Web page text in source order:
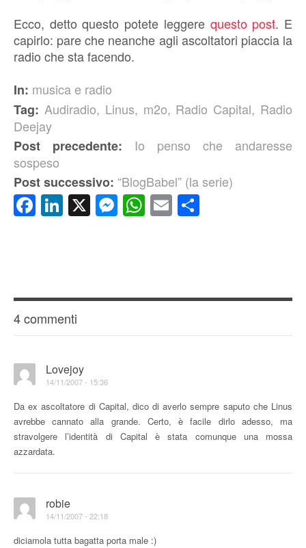
Ecco, detto questo potete leggere questo post. E
capirlo: pare che neanche agli ascoltatori piaccia la
radio che sta facendo.
In: musica e radio
Tag: Audiradio, Linus, m2o, Radio Capital, Radio
Deejay
Post precedente: Io penso che andaresse
sospeso
Post successivo: “BlogBabel” (la serie)
Facebook
LinkedIn
X Messenger
WhatsApp
Email
4 commenti
Lovejoy
14/11/2007 - 15:36
Da ex ascoltatore di Capital, dico di averlo sempre saputo che Linus
avrebbe cannato alla grande. Certo, è facile dirlo adesso, ma
stravolgere l’identità di Capital è stata comunque una mossa
azzardata.
robie
14/11/2007 - 22:18
diciamola tutta bagatta porta male :)